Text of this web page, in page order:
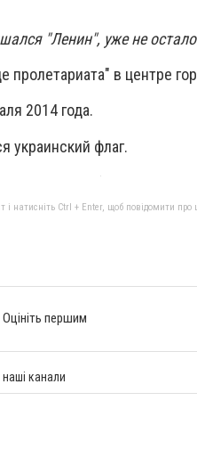
"Ленин", уже не
в центре
2014 года.
украинский флаг.
натисніть Ctrl + Enter, щоб повідомити про
Оцініть першим
канали